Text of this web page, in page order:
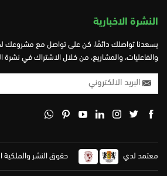
النشرة الاخبارية
يسعدنا تواصلك دائمًا، كن على تواصل مع مشروعك
والفاعليات، والمشاريع، من خلال الاشتراك في نشرة
معتمد لدي حقوق النشر والملكية